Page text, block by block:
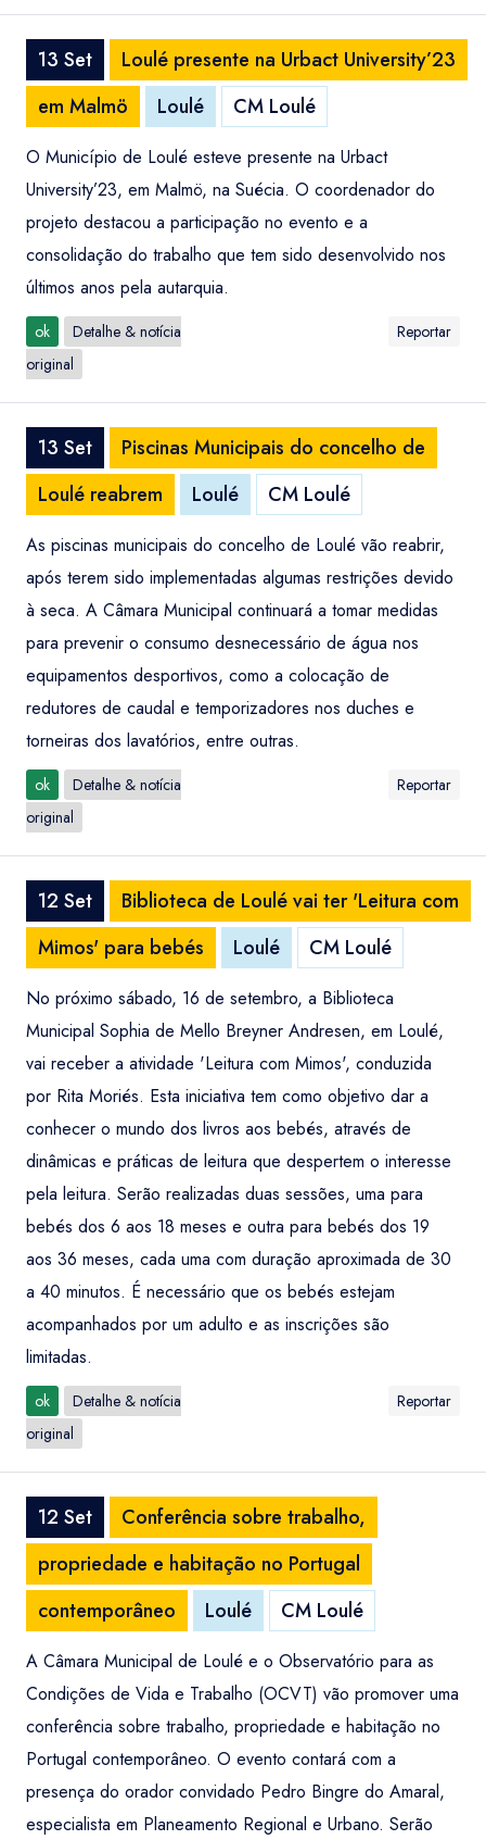
Entrar / Criar Conta Localidade
13 Set
Loulé presente na Urbact University’23
em Malmö
Loulé CM Loulé
O Município de Loulé esteve presente na Urbact
University’23, em Malmö, na Suécia. O coordenador do
projeto destacou a participação no evento e a
consolidação do trabalho que tem sido desenvolvido nos
últimos anos pela autarquia.
ok
Detalhe & notícia
original
Reportar
13 Set
Piscinas Municipais do concelho de
Loulé reabrem
Loulé CM Loulé
As piscinas municipais do concelho de Loulé vão reabrir,
após terem sido implementadas algumas restrições devido
à seca. A Câmara Municipal continuará a tomar medidas
para prevenir o consumo desnecessário de água nos
equipamentos desportivos, como a colocação de
redutores de caudal e temporizadores nos duches e
torneiras dos lavatórios, entre outras.
ok
Detalhe & notícia
original
Reportar
12 Set
Biblioteca de Loulé vai ter 'Leitura com
Mimos' para bebés
Loulé CM Loulé
No próximo sábado, 16 de setembro, a Biblioteca
Municipal Sophia de Mello Breyner Andresen, em Loulé,
vai receber a atividade 'Leitura com Mimos', conduzida
por Rita Moriés. Esta iniciativa tem como objetivo dar a
conhecer o mundo dos livros aos bebés, através de
dinâmicas e práticas de leitura que despertem o interesse
pela leitura. Serão realizadas duas sessões, uma para
bebés dos 6 aos 18 meses e outra para bebés dos 19
aos 36 meses, cada uma com duração aproximada de 30
a 40 minutos. É necessário que os bebés estejam
acompanhados por um adulto e as inscrições são
limitadas.
ok
Detalhe & notícia
original
Reportar
12 Set
Conferência sobre trabalho,
propriedade e habitação no Portugal
contemporâneo
Loulé CM Loulé
A Câmara Municipal de Loulé e o Observatório para as
Condições de Vida e Trabalho (OCVT) vão promover uma
conferência sobre trabalho, propriedade e habitação no
Portugal contemporâneo. O evento contará com a
presença do orador convidado Pedro Bingre do Amaral,
especialista em Planeamento Regional e Urbano. Serão